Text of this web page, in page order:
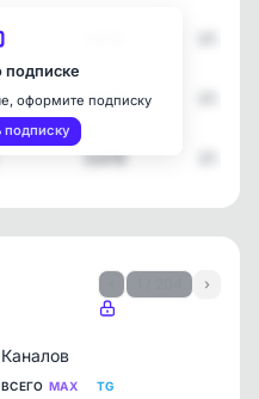
100215
31478
подписке
оформите подписку
›
Каналов
ВСЕГО MAX TG